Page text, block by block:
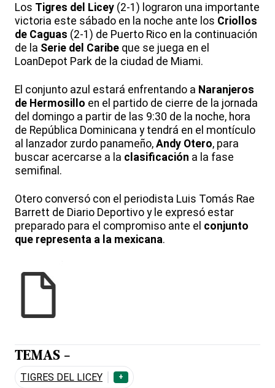
Los Tigres del Licey (2-1) lograron una importante
victoria este sábado en la noche ante los Criollos
de Caguas (2-1) de Puerto Rico en la continuación
de la Serie del Caribe que se juega en el
LoanDepot Park de la ciudad de Miami.
El conjunto azul estará enfrentando a Naranjeros
de Hermosillo en el partido de cierre de la jornada
del domingo a partir de las 9:30 de la noche, hora
de República Dominicana y tendrá en el montículo
al lanzador zurdo panameño, Andy Otero, para
buscar acercarse a la clasificación a la fase
semifinal.
Otero conversó con el periodista Luis Tomás Rae
Barrett de Diario Deportivo y le expresó estar
preparado para el compromiso ante el conjunto
que representa a la mexicana.
TEMAS -
TIGRES DEL LICEY +